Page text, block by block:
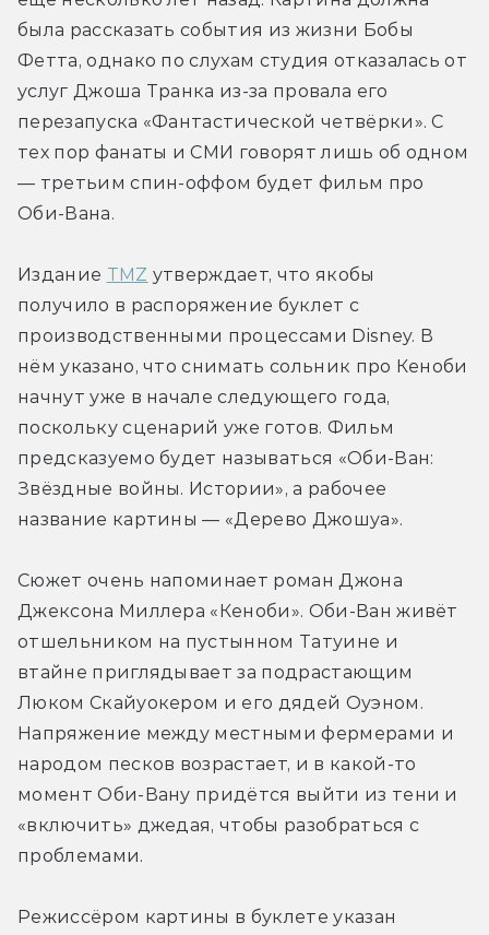
была рассказать события из жизни Бобы
Фетта, однако по слухам студия отказалась от
услуг Джоша Транка из-за провала его
перезапуска «Фантастической четвёрки». С
тех пор фанаты и СМИ говорят лишь об одном
— третьим спин-оффом будет фильм про
Оби-Вана.
Издание TMZ утверждает, что якобы
получило в распоряжение буклет с
производственными процессами Disney. В
нём указано, что снимать сольник про Кеноби
начнут уже в начале следующего года,
поскольку сценарий уже готов. Фильм
предсказуемо будет называться «Оби-Ван:
Звёздные войны. Истории», а рабочее
название картины — «Дерево Джошуа».
Сюжет очень напоминает роман Джона
Джексона Миллера «Кеноби». Оби-Ван живёт
отшельником на пустынном Татуине и
втайне приглядывает за подрастающим
Люком Скайуокером и его дядей Оуэном.
Напряжение между местными фермерами и
народом песков возрастает, и в какой-то
момент Оби-Вану придётся выйти из тени и
«включить» джедая, чтобы разобраться с
проблемами.
Режиссёром картины в буклете указан